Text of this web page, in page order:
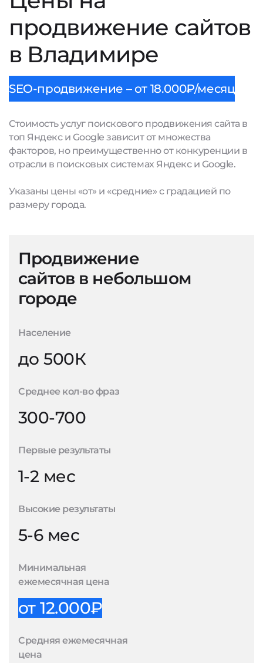
продвижение сайтов
в Владимире
SEO-продвижение – от 18.000₽/месяц
Стоимость услуг поискового продвижения сайта в
топ Яндекс и Google зависит от множества
факторов, но преимущественно от конкуренции в
отрасли в поисковых системах Яндекс и Google.
Указаны цены «от» и «средние» с градацией по
размеру города.
Продвижение
сайтов в небольшом
городе
Население
до 500К
Среднее кол-во фраз
300-700
Первые результаты
1-2 мес
Высокие результаты
5-6 мес
Минимальная
ежемесячная цена
от 12.000₽
Средняя ежемесячная
цена